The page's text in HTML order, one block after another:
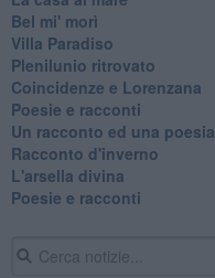
Bel mi' morì
Villa Paradiso
Plenilunio ritrovato
Coincidenze e Lorenzana
Poesie e racconti
Un racconto ed una poesia
Racconto d'inverno
​L'arsella divina
Poesie e racconti